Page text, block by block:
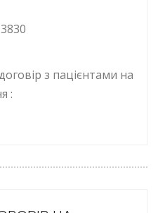
з пацієнтами на
:
ДЕКЛАРАЦІЙ СТАНОМ